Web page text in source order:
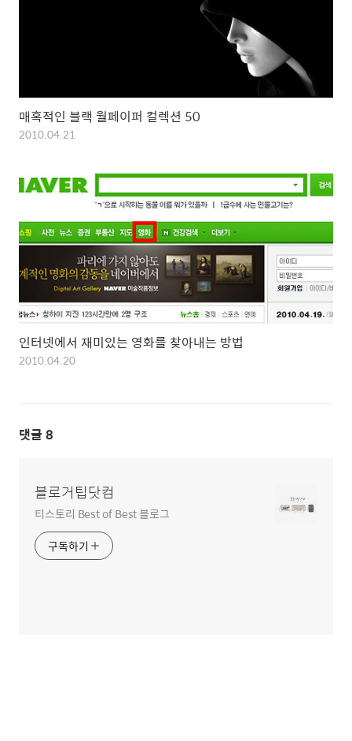
매혹적인 블랙 월페이퍼 컬렉션 50
2010.04.21
인터넷에서 재미있는 영화를 찾아내는 방법
2010.04.20
댓글 8
블로거팁닷컴
티스토리 Best of Best 블로그
구독하기